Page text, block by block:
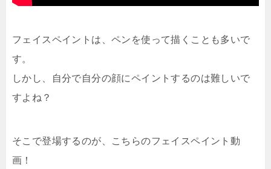
フェイスペイントは、ペンを使って描くことも多いで
す。
しかし、自分で自分の顔にペイントするのは難しいで
すよね？
そこで登場するのが、こちらのフェイスペイント動
画！